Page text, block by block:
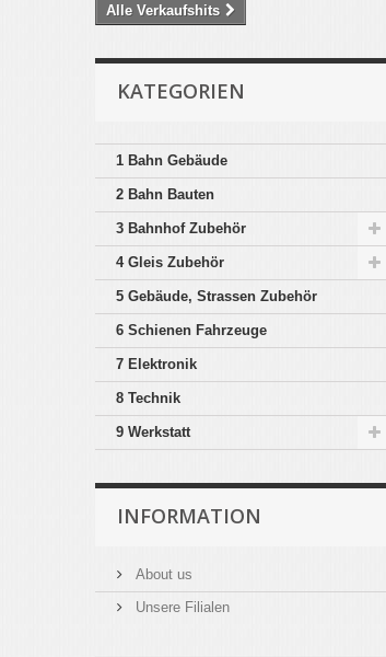
Alle Verkaufshits
KATEGORIEN
1 Bahn Gebäude
2 Bahn Bauten
3 Bahnhof Zubehör
4 Gleis Zubehör
5 Gebäude, Strassen Zubehör
6 Schienen Fahrzeuge
7 Elektronik
8 Technik
9 Werkstatt
INFORMATION
About us
Unsere Filialen